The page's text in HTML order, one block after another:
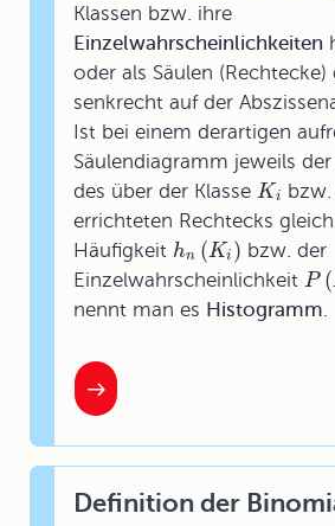
Klassen bzw. ihre
Einzelwahrscheinlichkeiten
oder als Säulen
senkrecht auf der
Ist bei einem derartigen
Säulendiagramm jeweils
des über der Klasse Ki
errichteten Rechtecks
Häufigkeit hn (Ki ) bzw. der
Einzelwahrscheinlichkeit P (
nennt man es Histogramm
Definition der